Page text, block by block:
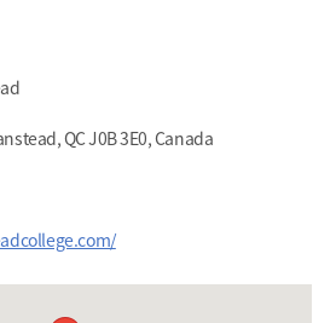
QC J0B 3E0, Canada